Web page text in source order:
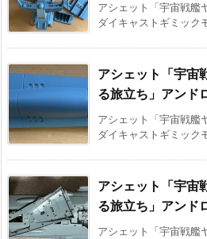
アシェット「宇宙戦艦
ダイキャストギミック
アシェット「宇宙
る旅立ち」アンド
アシェット「宇宙戦艦
ダイキャストギミック
アシェット「宇宙
る旅立ち」アンド
アシェット「宇宙戦艦